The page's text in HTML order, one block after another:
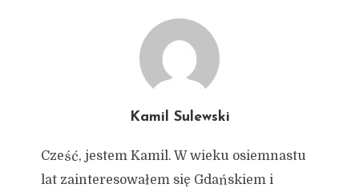
Kamil Sulewski
Cześć, jestem Kamil. W wieku osiemnastu
lat zainteresowałem się Gdańskiem i